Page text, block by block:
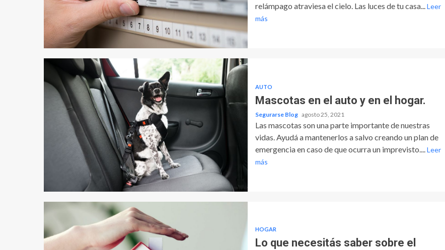
relámpago atraviesa el cielo. Las luces de tu casa... Leer
más
AUTO
Mascotas en el auto y en el hogar.
Segurarse Blog agosto 25, 2021
Las mascotas son una parte importante de nuestras
vidas. Ayudá a mantenerlos a salvo creando un plan de
emergencia en caso de que ocurra un imprevisto.... Leer
más
HOGAR
Lo que necesitás saber sobre el